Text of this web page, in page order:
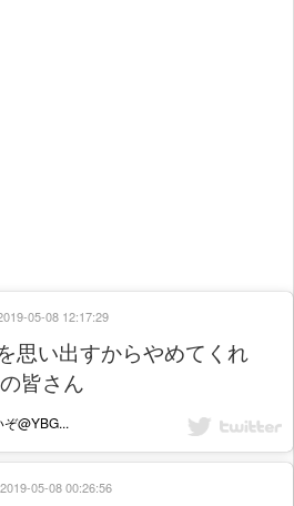
思い出すからやめてくれ
皆さん
@YBG...
05-08 12:17:29
2019-05-08 00:26:56